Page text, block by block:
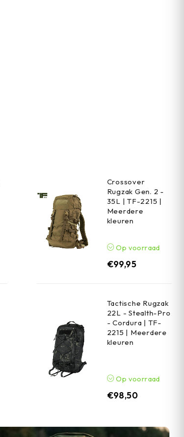
Crossover
Rugzak Gen. 2 -
35L | TF-2215 |
Meerdere
kleuren
Op voorraad
€99,95
Tactische Rugzak
22L - Stealth-Pro
- Cordura | TF-
2215 | Meerdere
kleuren
Op voorraad
€98,50